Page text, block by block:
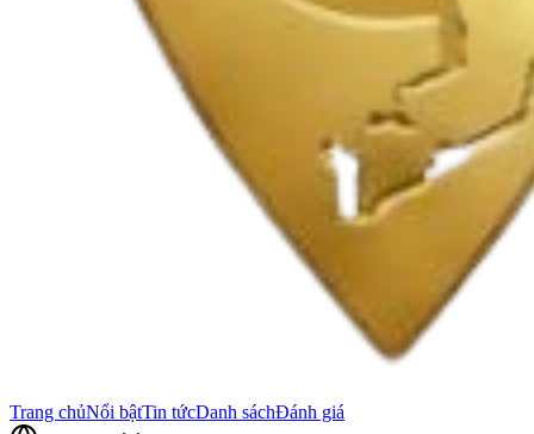
Trang chủNổi bậtTin tứcDanh sáchĐánh giá